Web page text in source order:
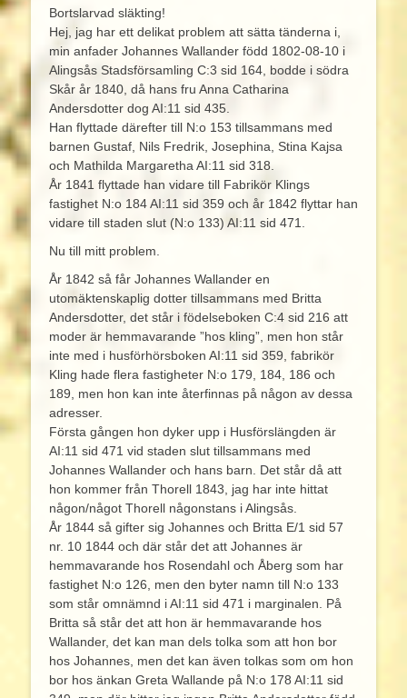
Bortslarvad släkting!
Hej, jag har ett delikat problem att sätta tänderna i,
min anfader Johannes Wallander född 1802-08-10 i
Alingsås Stadsförsamling C:3 sid 164, bodde i södra
Skår år 1840, då hans fru Anna Catharina
Andersdotter dog AI:11 sid 435.
Han flyttade därefter till N:o 153 tillsammans med
barnen Gustaf, Nils Fredrik, Josephina, Stina Kajsa
och Mathilda Margaretha AI:11 sid 318.
År 1841 flyttade han vidare till Fabrikör Klings
fastighet N:o 184 AI:11 sid 359 och år 1842 flyttar han
vidare till staden slut (N:o 133) AI:11 sid 471.
Nu till mitt problem.
År 1842 så får Johannes Wallander en
utomäktenskaplig dotter tillsammans med Britta
Andersdotter, det står i födelseboken C:4 sid 216 att
moder är hemmavarande ”hos kling”, men hon står
inte med i husförhörsboken AI:11 sid 359, fabrikör
Kling hade flera fastigheter N:o 179, 184, 186 och
189, men hon kan inte återfinnas på någon av dessa
adresser.
Första gången hon dyker upp i Husförslängden är
AI:11 sid 471 vid staden slut tillsammans med
Johannes Wallander och hans barn. Det står då att
hon kommer från Thorell 1843, jag har inte hittat
någon/något Thorell någonstans i Alingsås.
År 1844 så gifter sig Johannes och Britta E/1 sid 57
nr. 10 1844 och där står det att Johannes är
hemmavarande hos Rosendahl och Åberg som har
fastighet N:o 126, men den byter namn till N:o 133
som står omnämnd i AI:11 sid 471 i marginalen. På
Britta så står det att hon är hemmavarande hos
Wallander, det kan man dels tolka som att hon bor
hos Johannes, men det kan även tolkas som om hon
bor hos änkan Greta Wallande på N:o 178 AI:11 sid